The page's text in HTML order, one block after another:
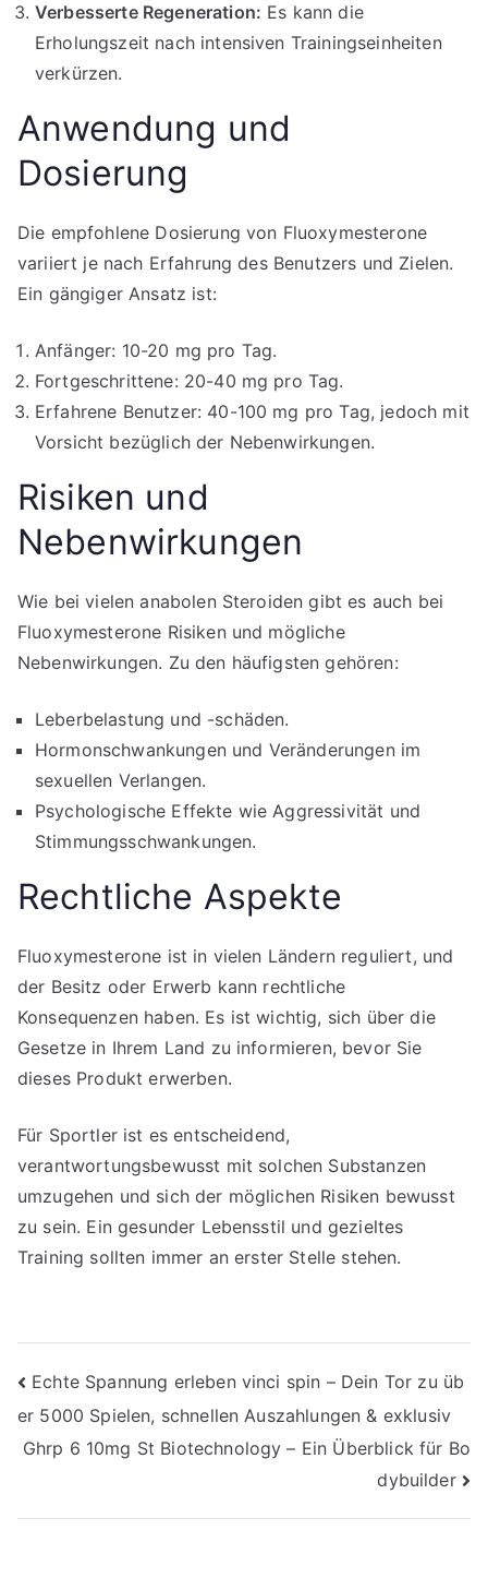
Verbesserte Regeneration: Es kann die
Erholungszeit nach intensiven Trainingseinheiten
verkürzen.
Anwendung und
Dosierung
Die empfohlene Dosierung von Fluoxymesterone
variiert je nach Erfahrung des Benutzers und Zielen.
Ein gängiger Ansatz ist:
Anfänger: 10-20 mg pro Tag.
Fortgeschrittene: 20-40 mg pro Tag.
Erfahrene Benutzer: 40-100 mg pro Tag, jedoch mit
Vorsicht bezüglich der Nebenwirkungen.
Risiken und
Nebenwirkungen
Wie bei vielen anabolen Steroiden gibt es auch bei
Fluoxymesterone Risiken und mögliche
Nebenwirkungen. Zu den häufigsten gehören:
Leberbelastung und -schäden.
Hormonschwankungen und Veränderungen im
sexuellen Verlangen.
Psychologische Effekte wie Aggressivität und
Stimmungsschwankungen.
Rechtliche Aspekte
Fluoxymesterone ist in vielen Ländern reguliert, und
der Besitz oder Erwerb kann rechtliche
Konsequenzen haben. Es ist wichtig, sich über die
Gesetze in Ihrem Land zu informieren, bevor Sie
dieses Produkt erwerben.
Für Sportler ist es entscheidend,
verantwortungsbewusst mit solchen Substanzen
umzugehen und sich der möglichen Risiken bewusst
zu sein. Ein gesunder Lebensstil und gezieltes
Training sollten immer an erster Stelle stehen.
Post
navigation
Echte Spannung erleben vinci spin – Dein Tor zu üb
er 5000 Spielen, schnellen Auszahlungen & exklusiv
Ghrp 6 10mg St Biotechnology – Ein Überblick für Bo
dybuilder